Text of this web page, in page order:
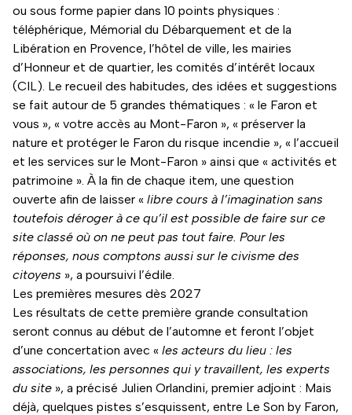
ou sous forme papier dans 10 points physiques :
téléphérique, Mémorial du Débarquement et de la
Libération en Provence, l’hôtel de ville, les mairies
d’Honneur et de quartier, les comités d’intérêt locaux
(CIL). Le recueil des habitudes, des idées et suggestions
se fait autour de 5 grandes thématiques : « le Faron et
vous », « votre accès au Mont-Faron », « préserver la
nature et protéger le Faron du risque incendie », « l’accueil
et les services sur le Mont-Faron » ainsi que « activités et
patrimoine ». À la fin de chaque item, une question
ouverte afin de laisser « libre cours à l’imagination sans
toutefois déroger à ce qu’il est possible de faire sur ce
site classé où on ne peut pas tout faire. Pour les
réponses, nous comptons aussi sur le civisme des
citoyens », a poursuivi l’édile.
Les premières mesures dès 2027
Les résultats de cette première grande consultation
seront connus au début de l’automne et feront l’objet
d’une concertation avec « les acteurs du lieu : les
associations, les personnes qui y travaillent, les experts
du site », a précisé Julien Orlandini, premier adjoint : Mais
déjà, quelques pistes s’esquissent, entre Le Son by Faron,